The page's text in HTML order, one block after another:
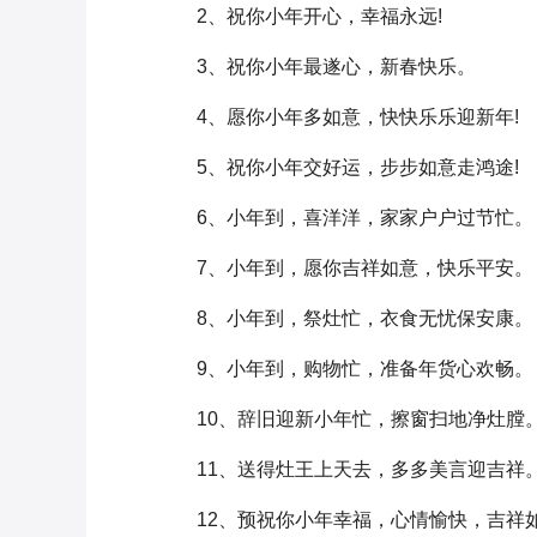
2、祝你小年开心，幸福永远!
3、祝你小年最遂心，新春快乐。
4、愿你小年多如意，快快乐乐迎新年!
5、祝你小年交好运，步步如意走鸿途!
6、小年到，喜洋洋，家家户户过节忙。
7、小年到，愿你吉祥如意，快乐平安。
8、小年到，祭灶忙，衣食无忧保安康。
9、小年到，购物忙，准备年货心欢畅。
10、辞旧迎新小年忙，擦窗扫地净灶膛。
11、送得灶王上天去，多多美言迎吉祥。
12、预祝你小年幸福，心情愉快，吉祥